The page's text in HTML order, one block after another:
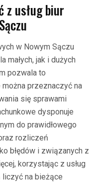
z usług biur
w Nowym Sączu
małych, jak i dużych
pozwala to
przeznaczyć na
się sprawami
dysponuje
do prawidłowego
rozliczeń
błędów i związanych z
korzystając z usług
na bieżące